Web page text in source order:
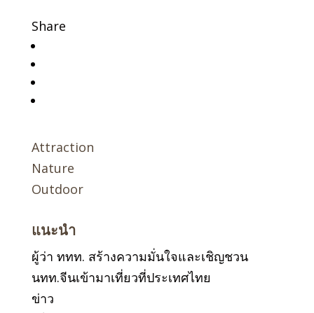
Share
Attraction
Nature
Outdoor
แนะนำ
ผู้ว่า ททท. สร้างความมั่นใจและเชิญชวน
นทท.จีนเข้ามาเที่ยวที่ประเทศไทย
ข่าว